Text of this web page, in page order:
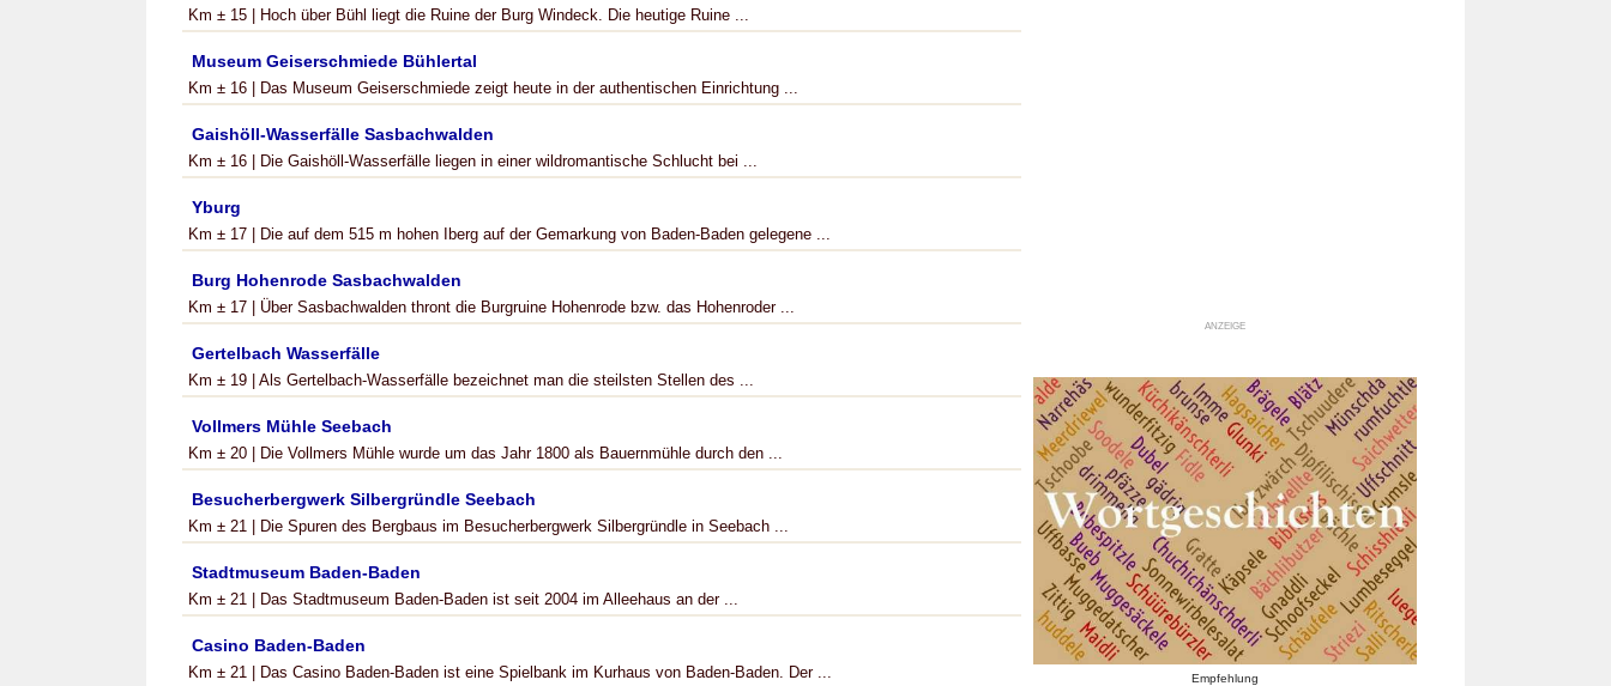
Km ± 15 | Hoch über Bühl liegt die Ruine der Burg Windeck. Die heutige Ruine ...
Museum Geiserschmiede Bühlertal
Km ± 16 | Das Museum Geiserschmiede zeigt heute in der authentischen Einrichtung ...
Gaishöll-Wasserfälle Sasbachwalden
Km ± 16 | Die Gaishöll-Wasserfälle liegen in einer wildromantische Schlucht bei ...
Yburg
Km ± 17 | Die auf dem 515 m hohen Iberg auf der Gemarkung von Baden-Baden gelegene ...
Burg Hohenrode Sasbachwalden
Km ± 17 | Über Sasbachwalden thront die Burgruine Hohenrode bzw. das Hohenroder ...
Gertelbach Wasserfälle
Km ± 19 | Als Gertelbach-Wasserfälle bezeichnet man die steilsten Stellen des ...
Vollmers Mühle Seebach
Km ± 20 | Die Vollmers Mühle wurde um das Jahr 1800 als Bauernmühle durch den ...
Besucherbergwerk Silbergründle Seebach
Km ± 21 | Die Spuren des Bergbaus im Besucherbergwerk Silbergründle in Seebach ...
Stadtmuseum Baden-Baden
Km ± 21 | Das Stadtmuseum Baden-Baden ist seit 2004 im Alleehaus an der ...
Casino Baden-Baden
Km ± 21 | Das Casino Baden-Baden ist eine Spielbank im Kurhaus von Baden-Baden. Der ...
ANZEIGE
Empfehlung